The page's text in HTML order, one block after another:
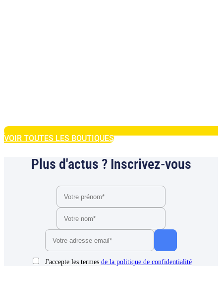
VOIR TOUTES LES BOUTIQUES
Plus d'actus ? Inscrivez-vous
J'accepte les termes de la politique de confidentialité